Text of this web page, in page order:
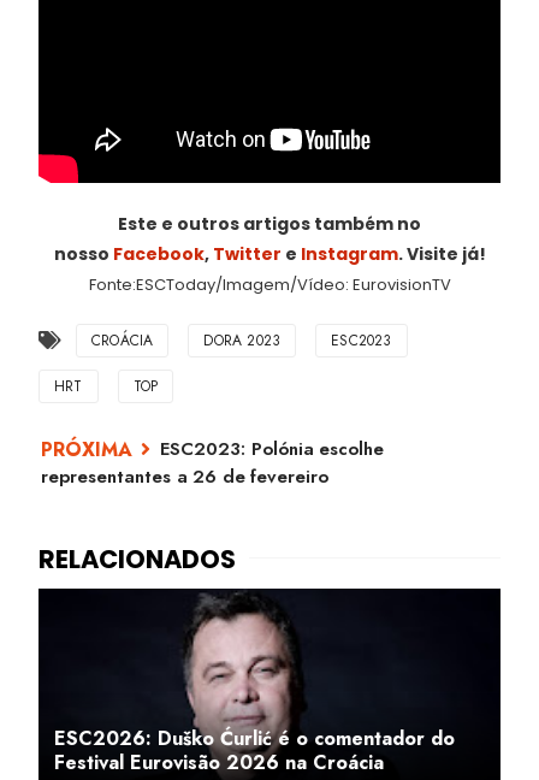
Este e outros artigos também no
nosso Facebook, Twitter e Instagram. Visite já!
Fonte:ESCToday/Imagem/Vídeo: EurovisionTV
CROÁCIA DORA 2023 ESC2023
HRT TOP
ESC2023: Polónia escolhe
representantes a 26 de fevereiro
ESC2026: Duško Ćurlić é o comentador do
Festival Eurovisão 2026 na Croácia